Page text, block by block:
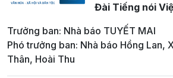
Đài Tiếng nói
Trưởng ban: Nhà báo TUYẾT MAI
Phó trưởng ban: Nhà báo Hồng Lan,
Thân, Hoài Thu